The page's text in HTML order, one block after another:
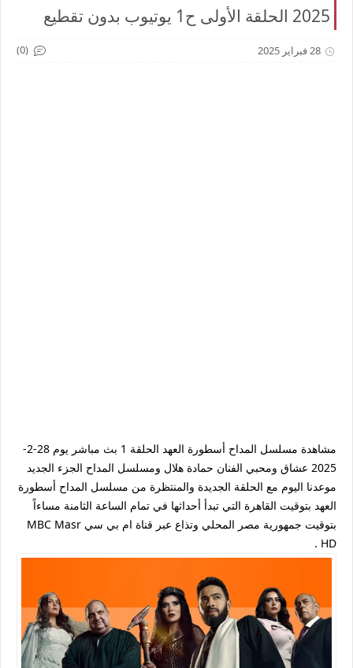
2025 الحلقة الأولى ح1 يوتيوب بدون تقطيع
28 فبراير 2025 (0)
مشاهدة مسلسل المداح أسطورة العهد الحلقة 1 بث مباشر يوم 28-2-
2025 عشاق ومحبي الفنان حمادة هلال ومسلسل المداح الجزء الجديد
موعدنا اليوم مع الحلقة الجديدة والمنتظرة من مسلسل المداح أسطورة
العهد بتوقيت القاهرة التي تبدأ أحداثها في تمام الساعة الثامنة مساءاً
بتوقيت جمهورية مصر المحلي وتذاع عبر قناة ام بي سي MBC Masr
HD .